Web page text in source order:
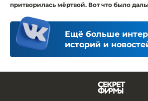
притворилась мёртвой. Вот что было
Ещё больше
историй и